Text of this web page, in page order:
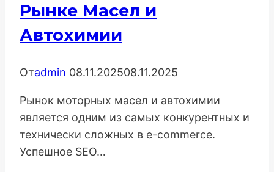
Рынке Масел и
Автохимии
Отadmin 08.11.202508.11.2025
Рынок моторных масел и автохимии
является одним из самых конкурентных и
технически сложных в e-commerce.
Успешное SEO…